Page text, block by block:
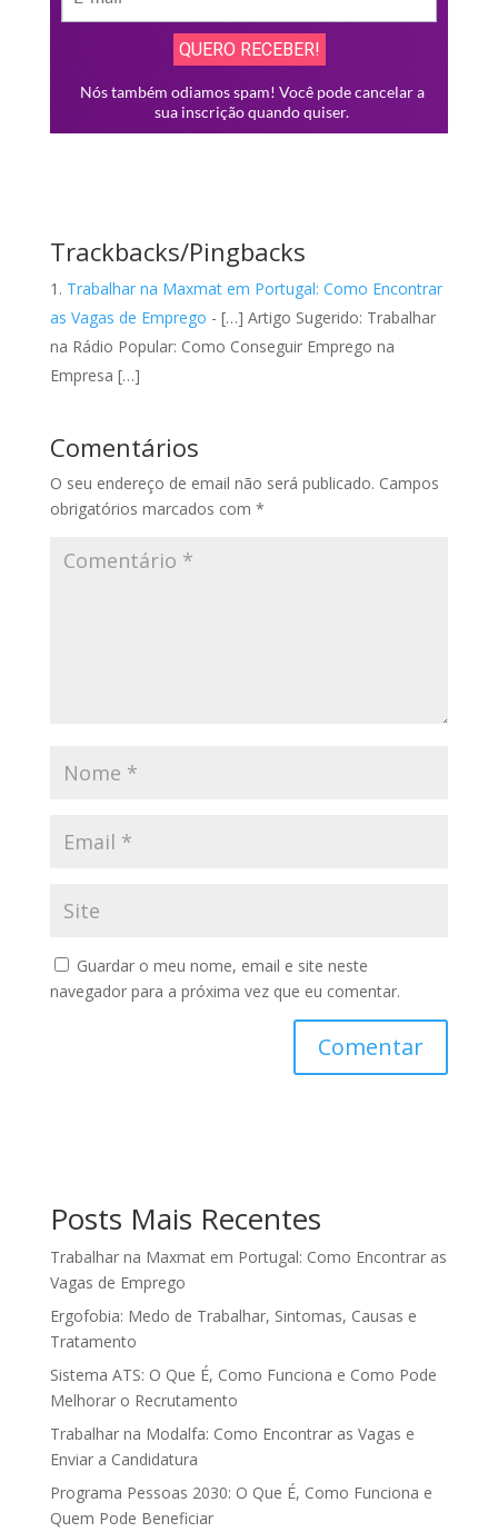
Trackbacks/Pingbacks
Trabalhar na Maxmat em Portugal: Como Encontrar
as Vagas de Emprego - […] Artigo Sugerido: Trabalhar
na Rádio Popular: Como Conseguir Emprego na
Empresa […]
Comentários
O seu endereço de email não será publicado. Campos
obrigatórios marcados com *
Guardar o meu nome, email e site neste
navegador para a próxima vez que eu comentar.
Posts Mais Recentes
Trabalhar na Maxmat em Portugal: Como Encontrar as
Vagas de Emprego
Ergofobia: Medo de Trabalhar, Sintomas, Causas e
Tratamento
Sistema ATS: O Que É, Como Funciona e Como Pode
Melhorar o Recrutamento
Trabalhar na Modalfa: Como Encontrar as Vagas e
Enviar a Candidatura
Programa Pessoas 2030: O Que É, Como Funciona e
Quem Pode Beneficiar